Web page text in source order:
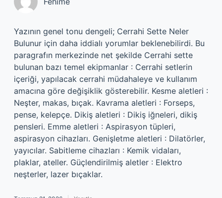
Yazının genel tonu dengeli; Cerrahi Sette Neler
Bulunur için daha iddialı yorumlar beklenebilirdi. Bu
paragrafın merkezinde net şekilde Cerrahi sette
bulunan bazı temel ekipmanlar : Cerrahi setlerin
içeriği, yapılacak cerrahi müdahaleye ve kullanım
amacına göre değişiklik gösterebilir. Kesme aletleri :
Neşter, makas, bıçak. Kavrama aletleri : Forseps,
pense, kelepçe. Dikiş aletleri : Dikiş iğneleri, dikiş
pensleri. Emme aletleri : Aspirasyon tüpleri,
aspirasyon cihazları. Genişletme aletleri : Dilatörler,
yayıcılar. Sabitleme cihazları : Kemik vidaları,
plaklar, ateller. Güçlendirilmiş aletler : Elektro
neşterler, lazer bıçaklar.